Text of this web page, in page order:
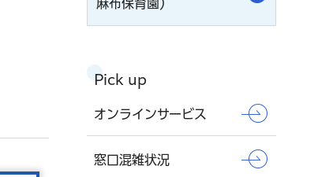
麻布保育園）
Pick up
オンラインサービス
窓口混雑状況